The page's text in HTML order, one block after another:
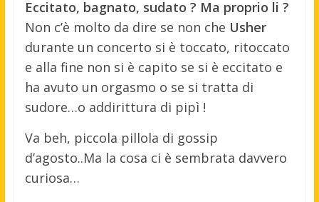
Eccitato, bagnato, sudato ? Ma proprio li ?
Non c’è molto da dire se non che Usher
durante un concerto si è toccato, ritoccato
e alla fine non si è capito se si è eccitato e
ha avuto un orgasmo o se si tratta di
sudore…o addirittura di pipì !
Va beh, piccola pillola di gossip
d’agosto..Ma la cosa ci è sembrata davvero
curiosa…